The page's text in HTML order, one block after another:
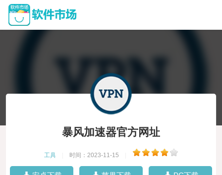
暴风加速器官方网址
工具 时间：2023-11-15